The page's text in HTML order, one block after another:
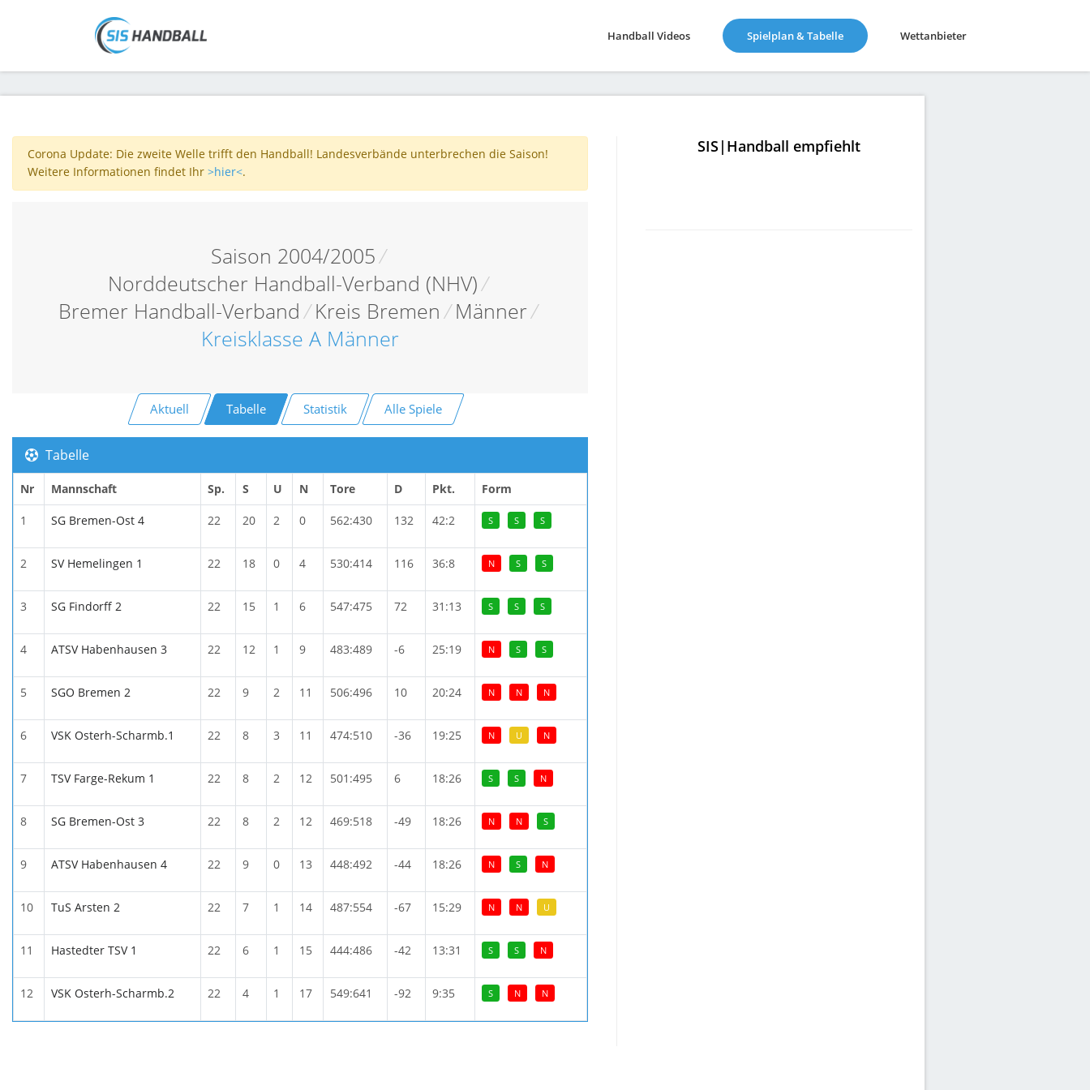
Handball Videos Spielplan & Tabelle(current) Wettanbieter
Corona Update: Die zweite Welle trifft den Handball! Landesverbände unterbrechen die Saison!
Weitere Informationen findet Ihr >hier<.
Saison 2004/2005/
Norddeutscher Handball-Verband (NHV)/
Bremer Handball-Verband / Kreis Bremen / Männer/
Kreisklasse A Männer
Aktuell Tabelle Statistik Alle Spiele
Tabelle
Nr Mannschaft Sp. S U N Tore D Pkt. Form
1 SG Bremen-Ost 4 22 20 2 0 562:430 132 42:2 S S S
2 SV Hemelingen 1 22 18 0 4 530:414 116 36:8 N S S
3 SG Findorff 2 22 15 1 6 547:475 72 31:13 S S S
4 ATSV Habenhausen 3 22 12 1 9 483:489 -6 25:19 N S S
5 SGO Bremen 2 22 9 2 11 506:496 10 20:24 N N N
6 VSK Osterh-Scharmb.1 22 8 3 11 474:510 -36 19:25 N U N
7 TSV Farge-Rekum 1 22 8 2 12 501:495 6 18:26 S S N
8 SG Bremen-Ost 3 22 8 2 12 469:518 -49 18:26 N N S
9 ATSV Habenhausen 4 22 9 0 13 448:492 -44 18:26 N S N
10 TuS Arsten 2 22 7 1 14 487:554 -67 15:29 N N U
11 Hastedter TSV 1 22 6 1 15 444:486 -42 13:31 S S N
12 VSK Osterh-Scharmb.2 22 4 1 17 549:641 -92 9:35 S N N
SIS|Handball empfiehlt